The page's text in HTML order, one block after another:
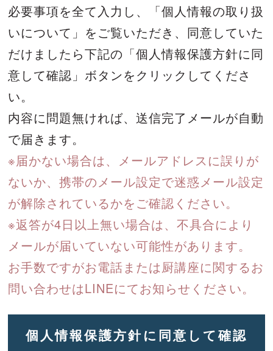
必要事項を全て入力し、「個人情報の取り扱
いについて」をご覧いただき、 同意していた
だけましたら下記の「個人情報保護方針に同
意して確認」ボタンをクリックしてくださ
い。
内容に問題無ければ、送信完了メールが自動
で届きます。
※届かない場合は、メールアドレスに誤りが
ないか、携帯のメール設定で迷惑メール設定
が解除されているかをご確認ください。
※返答が4日以上無い場合は、不具合により
メールが届いていない可能性があります。
お手数ですがお電話または厨講座に関するお
問い合わせはLINEにてお知らせください。